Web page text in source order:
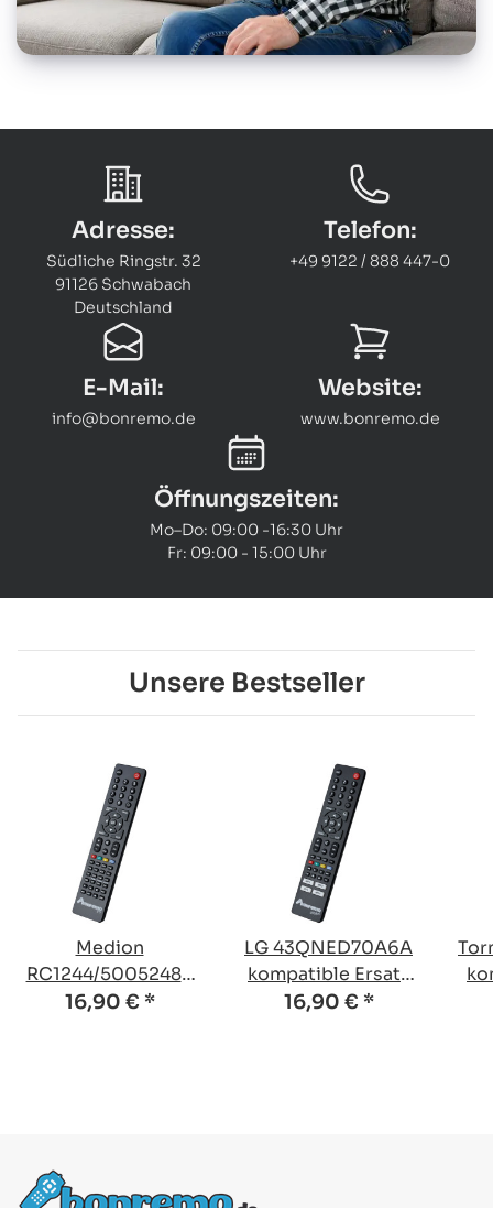
Adresse:
Südliche Ringstr. 32
91126 Schwabach
Deutschland
Telefon:
+49 9122 / 888 447-0
E-Mail:
info@bonremo.de
Website:
www.bonremo.de
Öffnungszeiten:
Mo–Do: 09:00 -16:30 Uhr
Fr: 09:00 - 15:00 Uhr
Unsere Bestseller
Medion
RC1244/50052489
kompatible Ersatz
16,90 € *
LG 43QNED70A6A
kompatible Ersatz
Fernbedienung
16,90 € *